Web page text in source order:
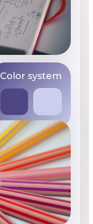
Color system